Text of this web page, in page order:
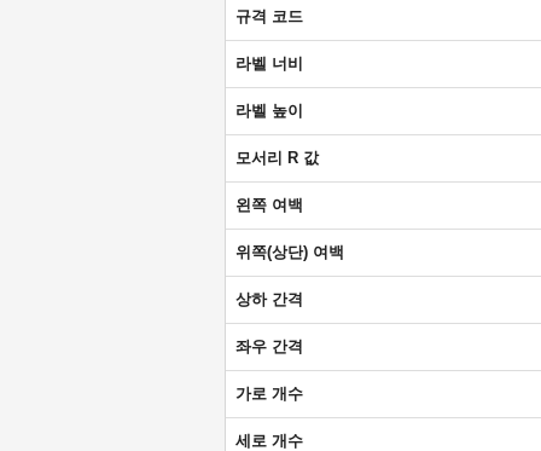
규격 코드
라벨 너비
라벨 높이
모서리 R 값
왼쪽 여백
위쪽(상단) 여백
상하 간격
좌우 간격
가로 개수
세로 개수